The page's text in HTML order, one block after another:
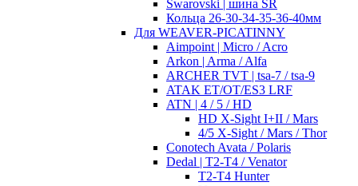
Swarovski | шина SR
Кольца 26-30-34-35-36-40мм
Для WEAVER-PICATINNY
Aimpoint | Micro / Acro
Arkon | Arma / Alfa
ARCHER TVT | tsa-7 / tsa-9
ATAK ET/OT/ES3 LRF
ATN | 4 / 5 / HD
HD X-Sight I+II / Mars
4/5 X-Sight / Mars / Thor
Conotech Avata / Polaris
Dedal | T2-T4 / Venator
T2-T4 Hunter